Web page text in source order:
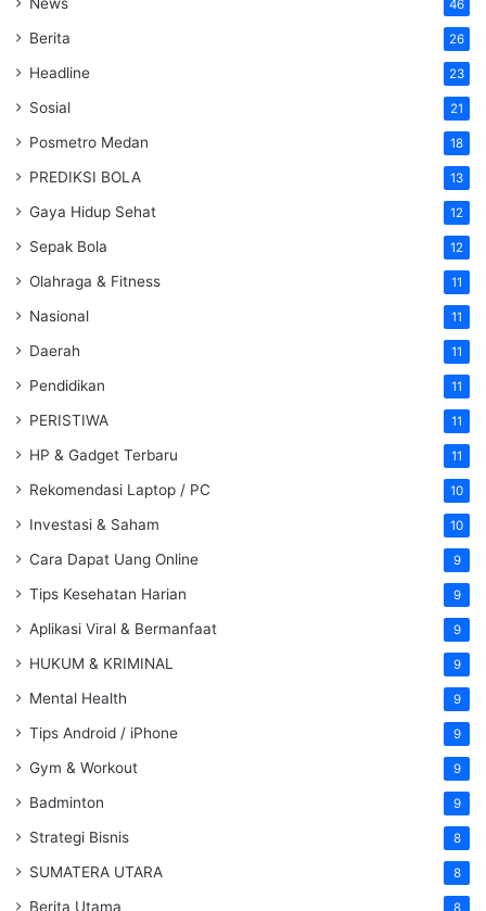
46
Berita 26
Headline 23
Sosial 21
Posmetro Medan 18
PREDIKSI BOLA 13
Gaya Hidup Sehat 12
Sepak Bola 12
Olahraga & Fitness 11
Nasional 11
Daerah 11
Pendidikan 11
PERISTIWA 11
HP & Gadget Terbaru 11
Rekomendasi Laptop / PC 10
Investasi & Saham 10
Cara Dapat Uang Online 9
Tips Kesehatan Harian 9
Aplikasi Viral & Bermanfaat 9
HUKUM & KRIMINAL 9
Mental Health 9
Tips Android / iPhone 9
Gym & Workout 9
Badminton 9
Strategi Bisnis 8
SUMATERA UTARA 8
Berita Utama 8